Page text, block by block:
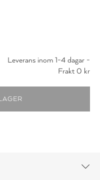
Leverans inom 1-4 dagar -
Frakt 0 kr